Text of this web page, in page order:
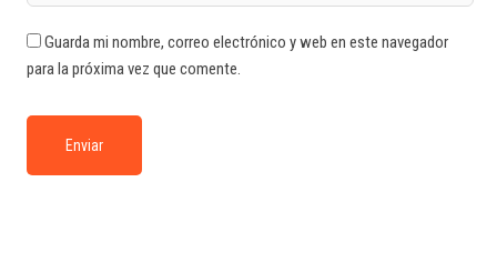
Guarda mi nombre, correo electrónico y web en este navegador
para la próxima vez que comente.